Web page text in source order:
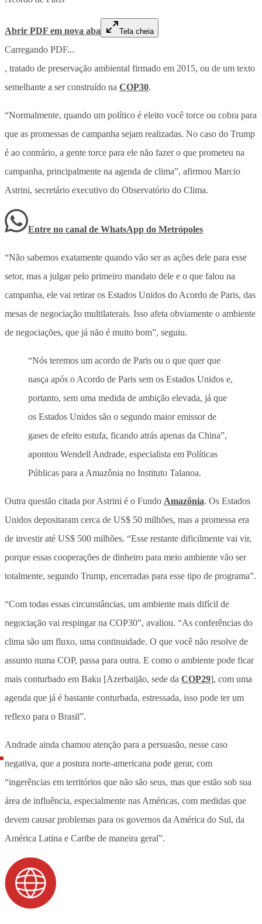
Abrir PDF em nova aba Tela cheia
Carregando PDF...
, tratado de preservação ambiental firmado em 2015, ou de um texto
semelhante a ser construído na COP30.
“Normalmente, quando um político é eleito você torce ou cobra para
que as promessas de campanha sejam realizadas. No caso do Trump
é ao contrário, a gente torce para ele não fazer o que prometeu na
campanha, principalmente na agenda de clima”, afirmou Marcio
Astrini, secretário executivo do Observatório do Clima.
Entre no canal de WhatsApp do Metrópoles
“Não sabemos exatamente quando vão ser as ações dele para esse
setor, mas a julgar pelo primeiro mandato dele e o que falou na
campanha, ele vai retirar os Estados Unidos do Acordo de Paris, das
mesas de negociação multilaterais. Isso afeta obviamente o ambiente
de negociações, que já não é muito bom”, seguiu.
“Nós teremos um acordo de Paris ou o que quer que
nasça após o Acordo de Paris sem os Estados Unidos e,
portanto, sem uma medida de ambição elevada, já que
os Estados Unidos são o segundo maior emissor de
gases de efeito estufa, ficando atrás apenas da China”,
apontou Wendell Andrade, especialista em Políticas
Públicas para a Amazônia no Instituto Talanoa.
Outra questão citada por Astrini é o Fundo Amazônia. Os Estados
Unidos depositaram cerca de US$ 50 milhões, mas a promessa era
de investir até US$ 500 milhões. “Esse restante dificilmente vai vir,
porque essas cooperações de dinheiro para meio ambiente vão ser
totalmente, segundo Trump, encerradas para esse tipo de programa”.
“Com todas essas circunstâncias, um ambiente mais difícil de
negociação vai respingar na COP30”, avaliou. “As conferências do
clima são um fluxo, uma continuidade. O que você não resolve de
assunto numa COP, passa para outra. E como o ambiente pode ficar
mais conturbado em Baku [Azerbaijão, sede da COP29], com uma
agenda que já é bastante conturbada, estressada, isso pode ter um
reflexo para o Brasil”.
Andrade ainda chamou atenção para a persuasão, nesse caso
negativa, que a postura norte-americana pode gerar, com
“ingerências em territórios que não são seus, mas que estão sob sua
área de influência, especialmente nas Américas, com medidas que
devem causar problemas para os governos da América do Sul, da
América Latina e Caribe de maneira geral”.